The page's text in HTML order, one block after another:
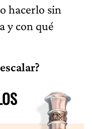
hacerlo sin
y con qué